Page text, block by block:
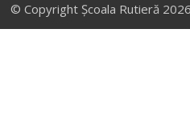
© Copyright Școala Rutieră